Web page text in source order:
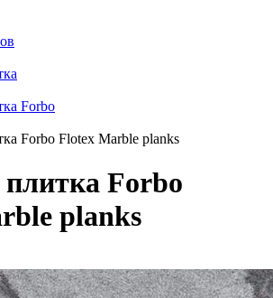
Forbo
Forbo Flotex Marble planks
Forbo
planks